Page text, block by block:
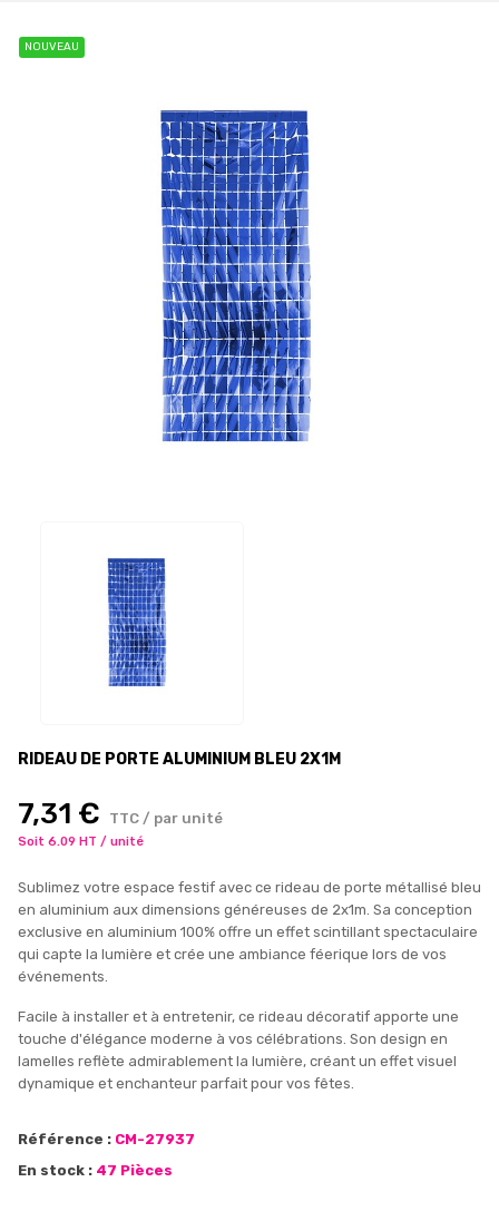
NOUVEAU
RIDEAU DE PORTE ALUMINIUM BLEU 2X1M
7,31 € TTC / par unité
Soit 6.09 HT / unité
Sublimez votre espace festif avec ce rideau de porte métallisé bleu
en aluminium aux dimensions généreuses de 2x1m. Sa conception
exclusive en aluminium 100% offre un effet scintillant spectaculaire
qui capte la lumière et crée une ambiance féerique lors de vos
événements.
Facile à installer et à entretenir, ce rideau décoratif apporte une
touche d'élégance moderne à vos célébrations. Son design en
lamelles reflète admirablement la lumière, créant un effet visuel
dynamique et enchanteur parfait pour vos fêtes.
Référence : CM-27937
En stock : 47 Pièces